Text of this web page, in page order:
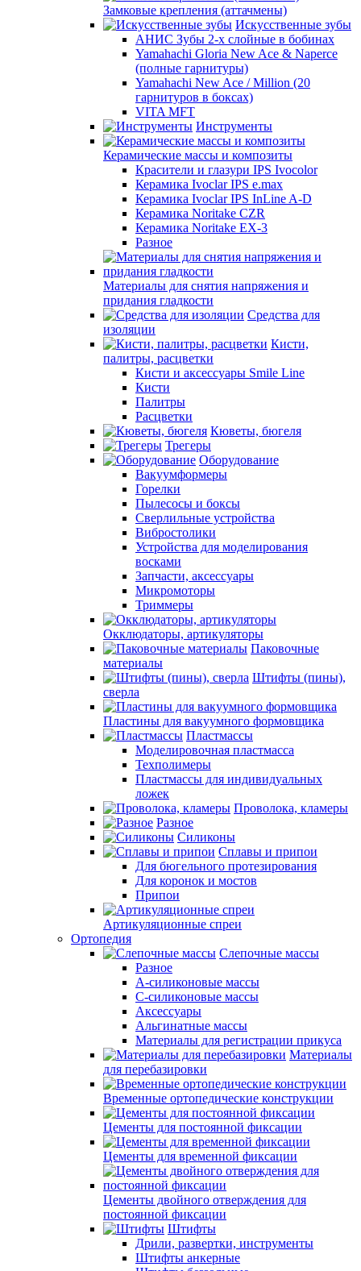
Замковые крепления (аттачмены)
Искусственные зубы
АНИС Зубы 2-х слойные в бобинах
Yamahachi Gloria New Ace & Naperce
(полные гарнитуры)
Yamahachi New Ace / Million (20
гарнитуров в боксах)
VITA MFT
Инструменты
Керамические массы и композиты
Красители и глазури IPS Ivocolor
Керамика Ivoclar IPS e.max
Керамика Ivoclar IPS InLine A-D
Керамика Noritake CZR
Керамика Noritake EX-3
Разное
Материалы для снятия напряжения и
придания гладкости
Средства для
изоляции
Кисти,
палитры, расцветки
Кисти и аксессуары Smile Line
Кисти
Палитры
Расцветки
Кюветы, бюгеля
Трегеры
Оборудование
Вакуумформеры
Горелки
Пылесосы и боксы
Сверлильные устройства
Вибростолики
Устройства для моделирования
восками
Запчасти, аксессуары
Микромоторы
Триммеры
Окклюдаторы, артикуляторы
Паковочные
материалы
Штифты (пины),
сверла
Пластины для вакуумного формовщика
Пластмассы
Моделировочная пластмасса
Техполимеры
Пластмассы для индивидуальных
ложек
Проволока, кламеры
Разное
Силиконы
Сплавы и припои
Для бюгельного протезирования
Для коронок и мостов
Припои
Артикуляционные спреи
Ортопедия
Слепочные массы
Разное
А-силиконовые массы
С-силиконовые массы
Аксессуары
Альгинатные массы
Материалы для регистрации прикуса
Материалы
для перебазировки
Временные ортопедические конструкции
Цементы для постоянной фиксации
Цементы для временной фиксации
Цементы двойного отверждения для
постоянной фиксации
Штифты
Дрили, развертки, инструменты
Штифты анкерные